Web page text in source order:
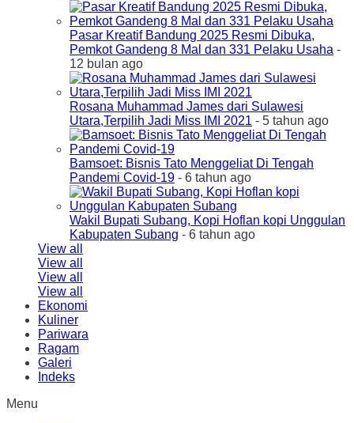
Pasar Kreatif Bandung 2025 Resmi Dibuka,
Pemkot Gandeng 8 Mal dan 331 Pelaku Usaha -
12 bulan ago
Rosana Muhammad James dari Sulawesi
Utara,Terpilih Jadi Miss IMI 2021 - 5 tahun ago
Bamsoet: Bisnis Tato Menggeliat Di Tengah
Pandemi Covid-19 - 6 tahun ago
Wakil Bupati Subang, Kopi Hoflan kopi Unggulan
Kabupaten Subang - 6 tahun ago
View all
View all
View all
View all
Ekonomi
Kuliner
Pariwara
Ragam
Galeri
Indeks
Menu